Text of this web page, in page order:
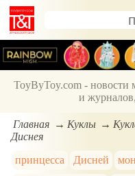
ToyByToy.com - новости
и
Главная Куклы
Диснея
принцесса
Дисней